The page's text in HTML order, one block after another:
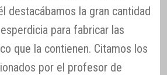
destacábamos la gran cantidad
para fabricar las
que la contienen. Citamos los
por el profesor de